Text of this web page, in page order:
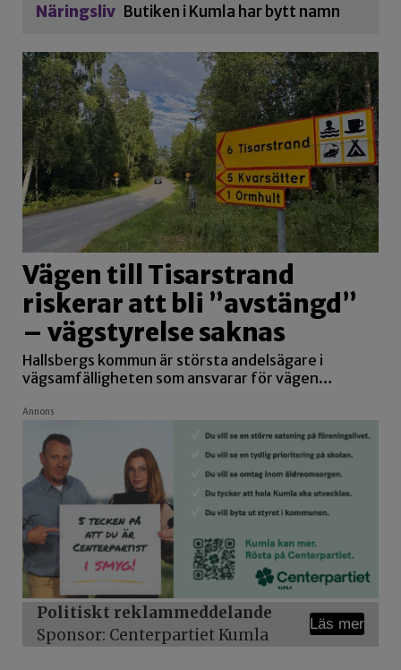
Näringsliv Butiken i Kumla har bytt namn
Vägen till Tisarstrand
riskerar att bli ”avstängd”
– vägstyrelse saknas
Hallsbergs kommun är största andelsägare i
vägsamfälligheten som ansvarar för vägen…
Annons
Politiskt reklammeddelande
Sponsor: Centerpartiet Kumla
Läs mer